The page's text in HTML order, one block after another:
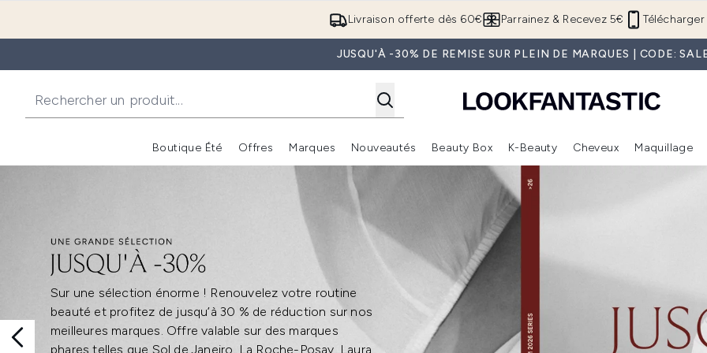
Passer au contenu principal
Livraison offerte dès 60€ Télécharger
Parrainez & Recevez 5€
JUSQU'À -30% DE REMISE SUR PLEIN DE MARQUES | CODE:
Boutique Été
Accédez au sous-menu (Boutique Été )
Offres
Accédez au sous-menu (Offres)
Marques
Accédez au sous-menu (Marques)
Nouveautés
Accédez au sous-menu (Nouveautés)
Beauty Box
Accédez au sous-menu (Beauty Box)
K-Beauty Cheveux Maquillage
Sur une sélection énorme ! Renouvelez votre routine
beauté et profitez de jusqu’à 30 % de réduction sur nos
meilleures marques. Offre valable sur des marques
phares telles que Sol de Janeiro, La Roche-Posay, Laura